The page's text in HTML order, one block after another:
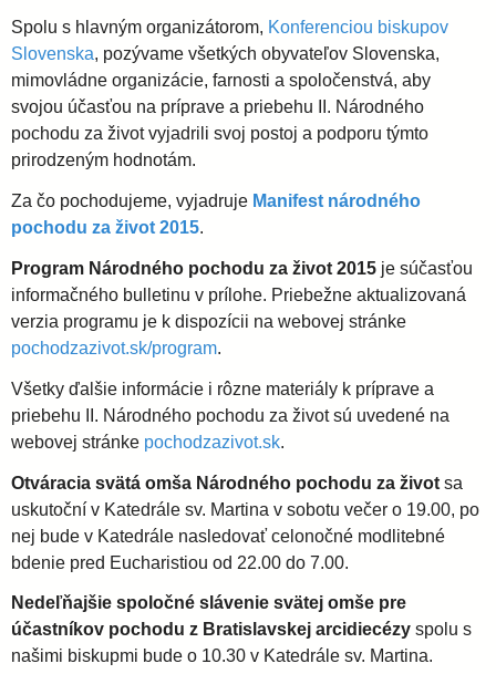
e
c
é
z
a
Spolu s hlavným organizátorom, Konferenciou biskupov
Slovenska, pozývame všetkých obyvateľov Slovenska,
mimovládne organizácie, farnosti a spoločenstvá, aby
svojou účasťou na príprave a priebehu II. Národného
pochodu za život vyjadrili svoj postoj a podporu týmto
prirodzeným hodnotám.
Za čo pochodujeme, vyjadruje Manifest národného
pochodu za život 2015.
Program Národného pochodu za život 2015 je súčasťou
informačného bulletinu v prílohe. Priebežne aktualizovaná
verzia programu je k dispozícii na webovej stránke
pochodzazivot.sk/program.
Všetky ďalšie informácie i rôzne materiály k príprave a
priebehu II. Národného pochodu za život sú uvedené na
webovej stránke pochodzazivot.sk.
Otváracia svätá omša Národného pochodu za život sa
uskutoční v Katedrále sv. Martina v sobotu večer o 19.00, po
nej bude v Katedrále nasledovať celonočné modlitebné
bdenie pred Eucharistiou od 22.00 do 7.00.
Nedeľňajšie spoločné slávenie svätej omše pre
účastníkov pochodu z Bratislavskej arcidiecézy spolu s
našimi biskupmi bude o 10.30 v Katedrále sv. Martina.